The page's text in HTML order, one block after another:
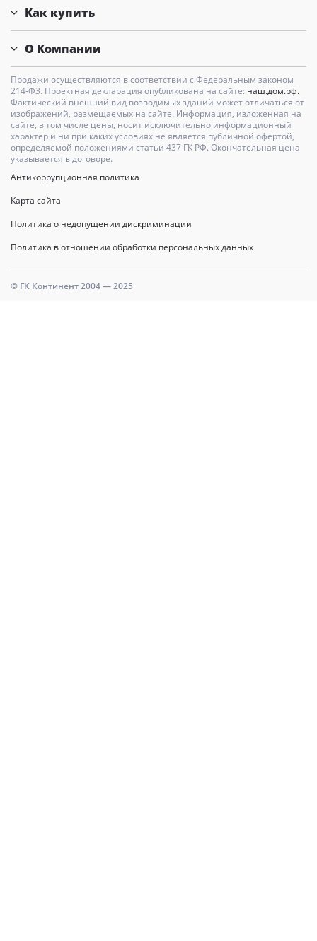
Как купить
О Компании
Продажи осуществляются в соответствии с Федеральным законом
214-Ф3. Проектная декларация опубликована на сайте: наш.дом.рф.
Фактический внешний вид возводимых зданий может отличаться от
изображений, размещаемых на сайте. Информация, изложенная на
сайте, в том числе цены, носит исключительно информационный
характер и ни при каких условиях не является публичной офертой,
определяемой положениями статьи 437 ГК РФ. Окончательная цена
указывается в договоре.
Антикоррупционная политика
Карта сайта
Политика о недопущении дискриминации
Политика в отношении обработки персональных данных
© ГК Континент 2004 — 2025